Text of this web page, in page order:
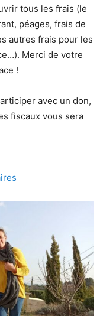
tous les frais (le
péages, frais de
autres frais pour les
Merci de votre
!
avec un don,
fiscaux vous sera